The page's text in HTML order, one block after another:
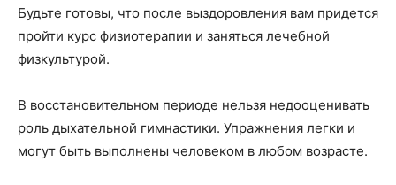
Будьте готовы, что после выздоровления вам придется
пройти курс физиотерапии и заняться лечебной
физкультурой.
В восстановительном периоде нельзя недооценивать
роль дыхательной гимнастики. Упражнения легки и
могут быть выполнены человеком в любом возрасте.